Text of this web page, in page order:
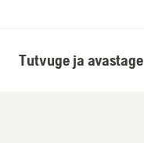
Tutvuge ja avastage